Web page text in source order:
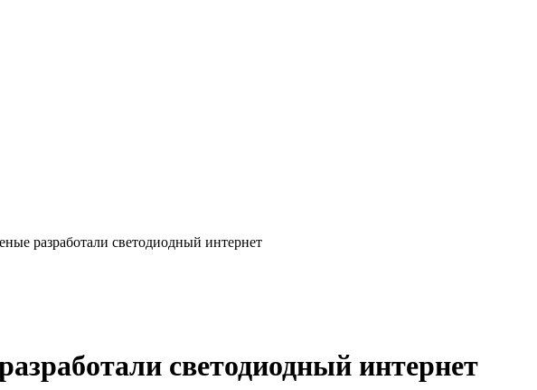
разработали светодиодный интернет
светодиодный интернет